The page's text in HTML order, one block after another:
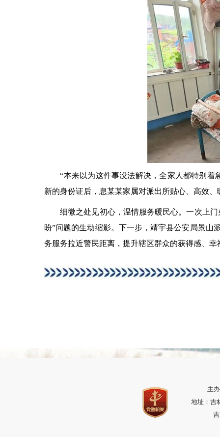
“本来以为这件事没法解决，全家人都特别着
新的身份证后，息某某家属对派出所贴心、高效
细微之处见初心，温情服务暖民心。一次上门
盼”问题的生动缩影。下一步，靖宇县公安局景
务服务拉近警民距离，提升辖区群众的获得感、幸
主
地址：吉